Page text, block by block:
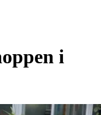
i